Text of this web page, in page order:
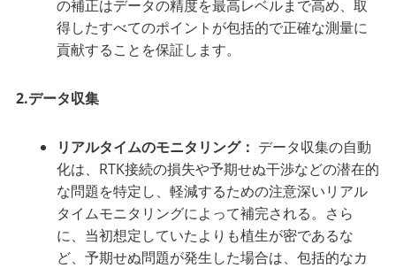
の補正はデータの精度を最高レベルまで高め、取
得したすべてのポイントが包括的で正確な測量に
貢献することを保証します。
2.データ収集
リアルタイムのモニタリング： データ収集の自動
化は、RTK接続の損失や予期せぬ干渉などの潜在的
な問題を特定し、軽減するための注意深いリアル
タイムモニタリングによって補完される。さら
に、当初想定していたよりも植生が密であるな
ど、予期せぬ問題が発生した場合は、包括的なカ